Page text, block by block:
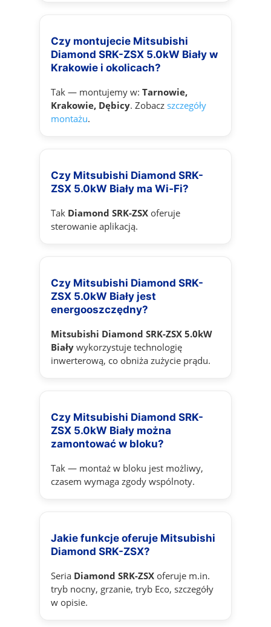
Czy montujecie Mitsubishi
Diamond SRK-ZSX 5.0kW Biały w
Krakowie i okolicach?
Tak — montujemy w: Tarnowie,
Krakowie, Dębicy. Zobacz szczegóły
montażu.
Czy Mitsubishi Diamond SRK-
ZSX 5.0kW Biały ma Wi‑Fi?
Tak Diamond SRK-ZSXoferuje
sterowanie aplikacją.
Czy Mitsubishi Diamond SRK-
ZSX 5.0kW Biały jest
energooszczędny?
Mitsubishi Diamond SRK-ZSX 5.0kW
Białywykorzystuje technologię
inwerterową, co obniża zużycie prądu.
Czy Mitsubishi Diamond SRK-
ZSX 5.0kW Biały można
zamontować w bloku?
Tak — montaż w bloku jest możliwy,
czasem wymaga zgody wspólnoty.
Jakie funkcje oferuje Mitsubishi
Diamond SRK-ZSX?
Seria Diamond SRK-ZSXoferuje m.in.
tryb nocny, grzanie, tryb Eco, szczegóły
w opisie.